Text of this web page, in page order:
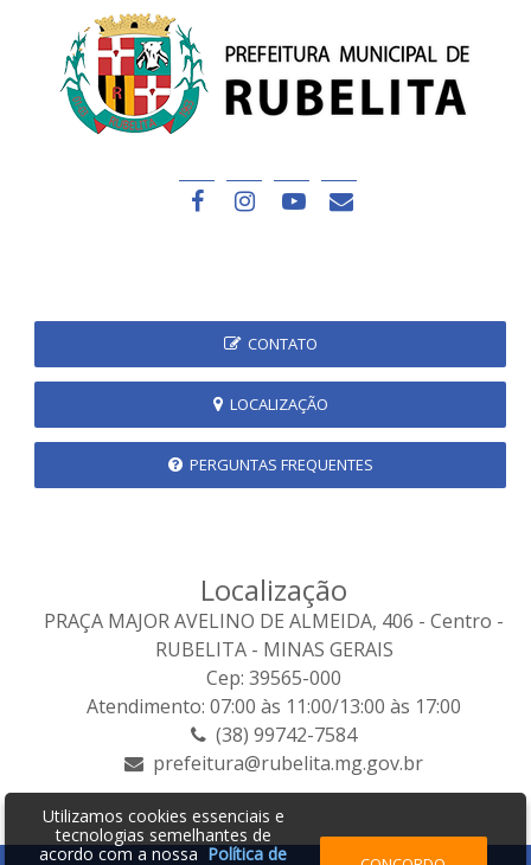
CONTATO
LOCALIZAÇÃO
PERGUNTAS FREQUENTES
Localização
PRAÇA MAJOR AVELINO DE ALMEIDA, 406 - Centro -
RUBELITA - MINAS GERAIS
Cep: 39565-000
Atendimento: 07:00 às 11:00/13:00 às 17:00
(38) 99742-7584
prefeitura@rubelita.mg.gov.br
Utilizamos cookies essenciais e
tecnologias semelhantes de
acordo com a nossa Política de